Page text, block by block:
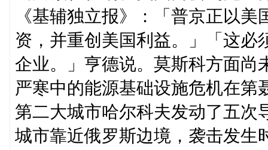
《基辅独立报》：「普京正以
资，并重创美国利益。」「这必
企业。」亨德说。莫斯科方面尚
严寒中的能源基础设施危机在第
第二大城市哈尔科夫发动了五次
城市靠近俄罗斯边境，袭击发生